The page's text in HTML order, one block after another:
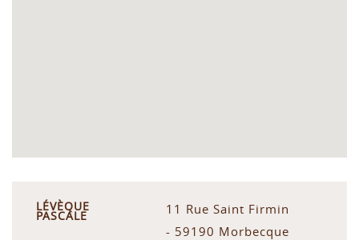
LÉVÈQUE
PASCALE
11 Rue Saint Firmin
- 59190 Morbecque